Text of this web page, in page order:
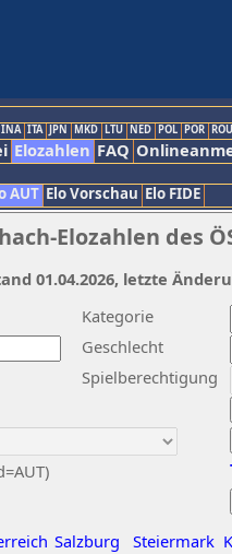
INA ITA JPN MKD LTU NED POL POR ROU
Elozahlen FAQ
AUT Elo Vorschau Elo FIDE
Elozahlen des
Kategorie
Geschlecht
Spielberechtigung
Salzburg Steiermark
01.04.2026, letzte